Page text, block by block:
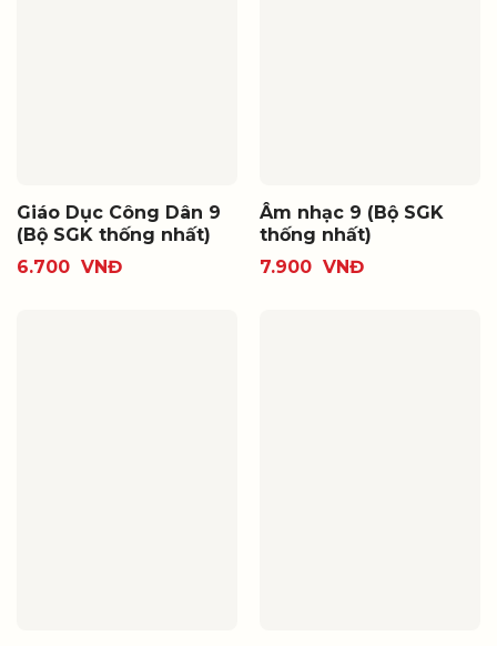
Giáo Dục Công Dân 9
(Bộ SGK thống nhất)
6.700 VNĐ
Âm nhạc 9 (Bộ SGK
thống nhất)
7.900 VNĐ